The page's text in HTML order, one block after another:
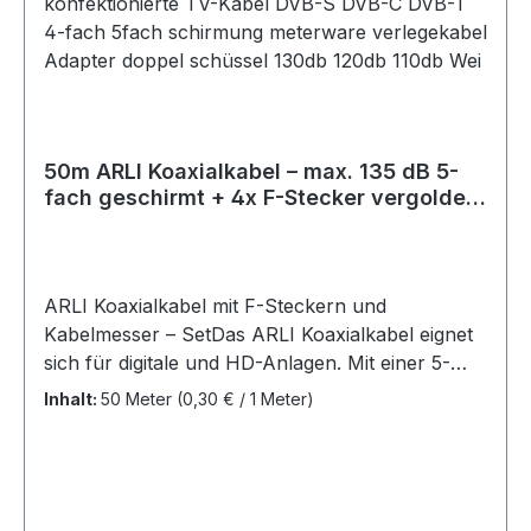
OhmSchirmungsmaß: max. 135
dBBrandverhalten: Klassifiziert nach Eca gemäß
EN 50575:2014 +
50m ARLI Koaxialkabel – max. 135 dB 5-
fach geschirmt + 4x F-Stecker vergoldet
ARLI Koaxialkabel mit F-Steckern und
Kabelmesser – SetDas ARLI Koaxialkabel eignet
sich für digitale und HD-Anlagen. Mit einer 5-
fachen Abschirmung schützt es vor äußeren
Inhalt: 50 Meter (0,30 € / 1 Meter)